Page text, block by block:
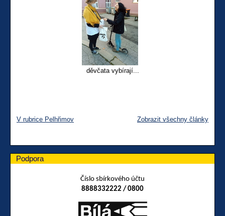
děvčata vybírají...
V rubrice Pelhřimov Zobrazit všechny články
Podpora
Číslo sbírkového účtu
8888332222 / 0800